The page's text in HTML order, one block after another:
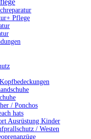
Pflege
/ Ponchos
hats
Ausrüstung Kinder
/ Westen